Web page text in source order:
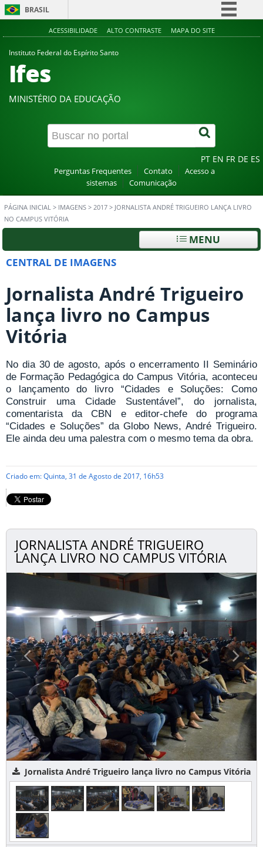
BRASIL
Simplifique!
Canais
ACESSIBILIDADE ALTO CONTRASTE MAPA DO SITE
Instituto Federal do Espírito Santo
Ifes
MINISTÉRIO DA EDUCAÇÃO
PT EN FR DE ES
Perguntas Frequentes Contato
Acesso a
sistemas
Comunicação
PÁGINA INICIAL > IMAGENS > 2017 > JORNALISTA ANDRÉ TRIGUEIRO LANÇA LIVRO
NO CAMPUS VITÓRIA
MENU
CENTRAL DE IMAGENS
Jornalista André Trigueiro
lança livro no Campus
Vitória
No dia 30 de agosto, após o encerramento II Seminário
de Formação Pedagógica do Campus Vitória, aconteceu
o lançamento do livro “Cidades e Soluções: Como
Construir uma Cidade Sustentável”, do jornalista,
comentarista da CBN e editor-chefe do programa
“Cidades e Soluções” da Globo News, André Trigueiro.
Ele ainda deu uma palestra com o mesmo tema da obra.
Criado em: Quinta, 31 de Agosto de 2017, 16h53
JORNALISTA ANDRÉ TRIGUEIRO
LANÇA LIVRO NO CAMPUS VITÓRIA
Jornalista André Trigueiro lança livro no Campus Vitória